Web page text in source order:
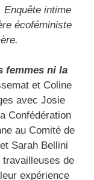
Enquête intime
écoféministe
femmes ni la
et Coline
avec Josie
Confédération
au Comité de
Sarah Bellini
travailleuses de
expérience